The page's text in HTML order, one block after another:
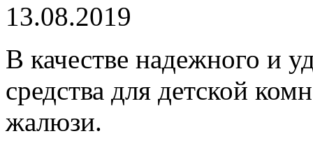
13.08.2019
В качестве надежного и
средства для детской
жалюзи.